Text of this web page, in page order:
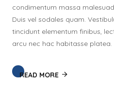
condimentum massa
Duis vel sodales quam.
tincidunt elementum finibus,
arcu nec hac habitasse platea.
READ MORE